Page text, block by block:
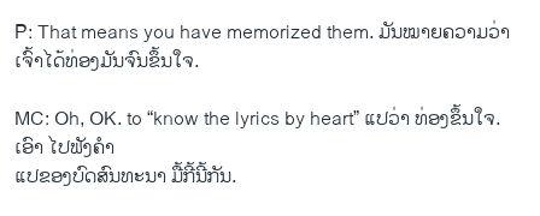
P: That means you have memorized them. ມັນ​ໝາຍ​ຄວາມ​ວ່າ ​
ເຈົ້າ​ໄດ້​ທ່ອງ​ມັນ​ຈົນ​ຂຶ້ນ​ໃຈ.
MC: Oh, OK. to “know the lyrics by heart” ​ແປ​ວ່າ ທ່ອງ​ຂຶ້ນ​ໃຈ. ​
ເອົາ ​ໄປ​ຟັງ​ຄໍາ
​ແປ​ຂອງ​ບົດ​ສົນທະນາ ມື້​ກີ້​ນີ້​ກັນ​.